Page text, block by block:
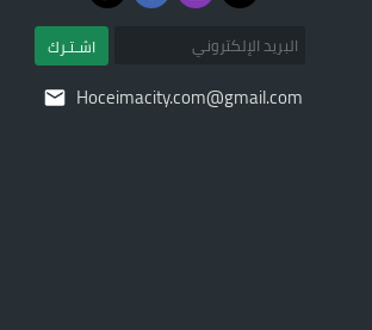
اشـتـرك
Hoceimacity.com@gmail.com